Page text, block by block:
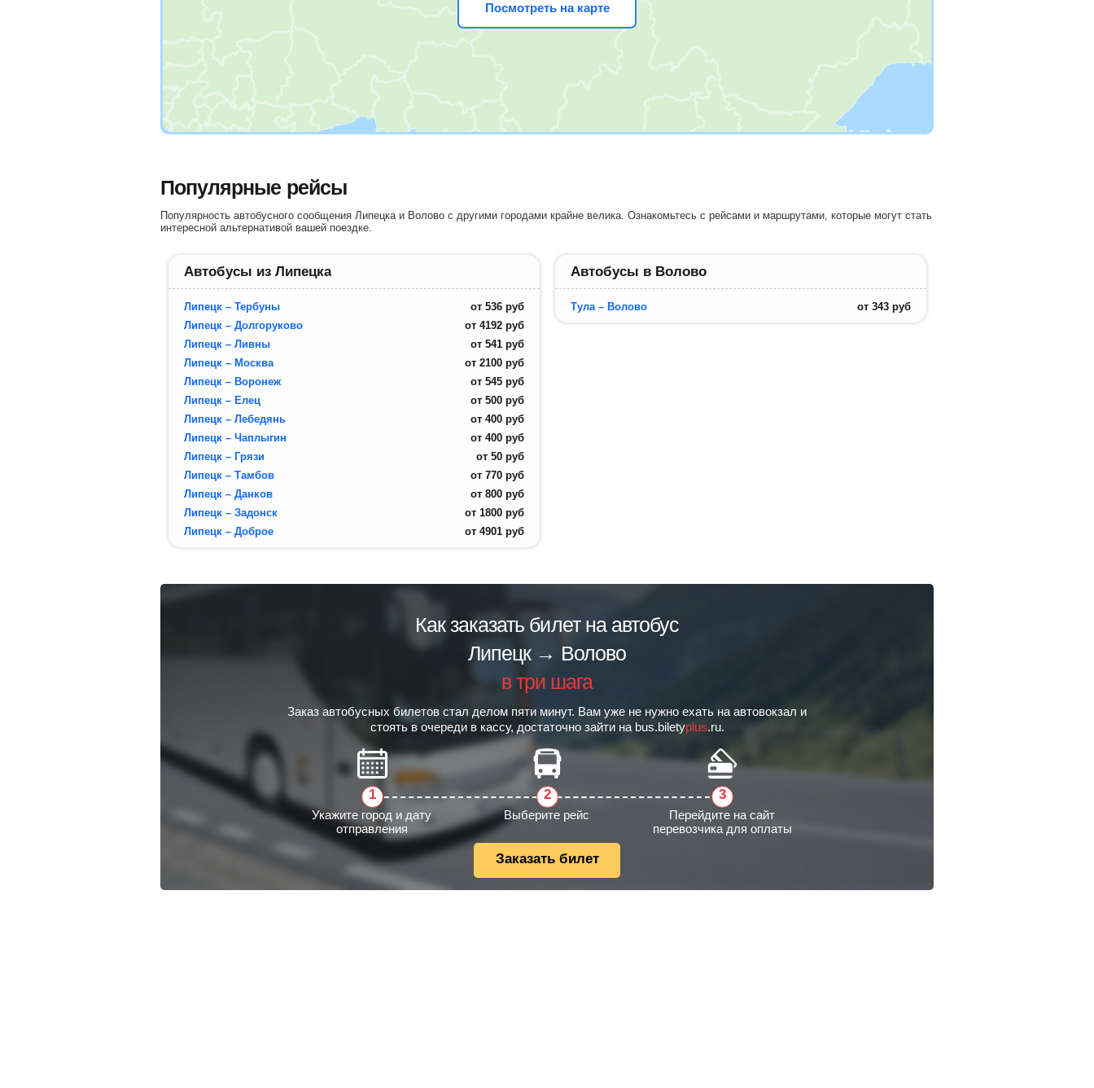
Посмотреть на карте
Популярные рейсы
Популярность автобусного сообщения Липецка и Волово с другими городами крайне велика. Ознакомьтесь с рейсами и маршрутами, которые могут стать
интересной альтернативой вашей поездке.
Автобусы из Липецка
Липецк – Тербуны от 536 руб
Липецк – Долгоруково
от 4192 руб
Липецк – Ливны
от 541 руб
Липецк – Москва
от 2100 руб
Липецк – Воронеж
от 545 руб
Липецк – Елец
от 500 руб
Липецк – Лебедянь
от 400 руб
Липецк – Чаплыгин
от 400 руб
Липецк – Грязи
от 50 руб
Липецк – Тамбов
от 770 руб
Липецк – Данков
от 800 руб
Липецк – Задонск
от 1800 руб
Липецк – Доброе
от 4901 руб
Автобусы в Волово
Тула – Волово от 343 руб
Как заказать билет на автобус
Липецк → Волово
в три шага
Заказ автобусных билетов стал делом пяти минут. Вам уже не нужно ехать на автовокзал и
стоять в очереди в кассу, достаточно зайти на bus.biletyplus.ru.
Укажите город и дату
отправления
Выберите рейс
Перейдите на сайт
перевозчика для оплаты
Заказать билет